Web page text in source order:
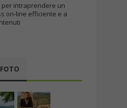
per intraprendere un
on-line efficiente e a